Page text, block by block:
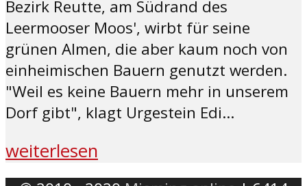
Bezirk Reutte, am Südrand des
Leermooser Moos', wirbt für seine
grünen Almen, die aber kaum noch von
einheimischen Bauern genutzt werden.
"Weil es keine Bauern mehr in unserem
Dorf gibt", klagt Urgestein Edi...
weiterlesen